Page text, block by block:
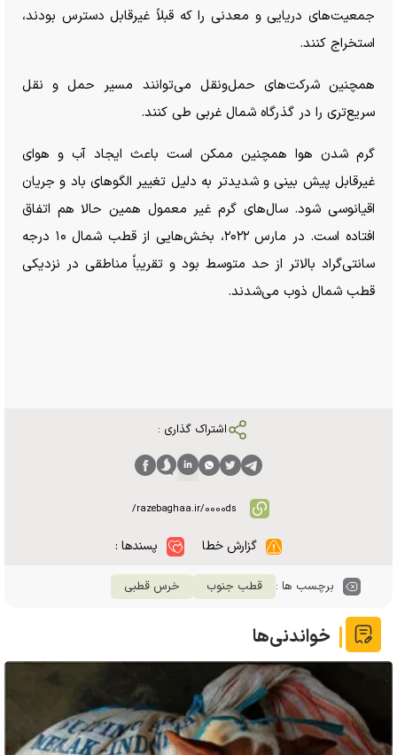
جمعیت‌های دریایی و معدنی را که قبلاً غیرقابل دسترس بودند،
استخراج کنند.
همچنین شرکت‌های حمل‌ونقل می‌توانند مسیر حمل و نقل
سریع‌تری را در گذرگاه شمال غربی طی کنند.
گرم شدن هوا همچنین ممکن است باعث ایجاد آب و هوای
غیرقابل پیش بینی و شدیدتر به دلیل تغییر الگو‌های باد و جریان
اقیانوسی شود. سال‌های گرم غیر معمول همین حالا هم اتفاق
افتاده است. در مارس ۲۰۲۲، بخش‌هایی از قطب شمال ۱۰ درجه
سانتی‌گراد بالاتر از حد متوسط ​​بود و تقریباً مناطقی در نزدیکی
قطب شمال ذوب می‌شدند.
اشتراک گذاری :
گزارش خطا پسندها :
برچسب ها : قطب جنوب خرس قطبی
خواندنی‌ها